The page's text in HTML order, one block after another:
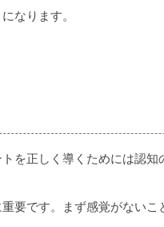
なります。
を正しく導くためには認
要です。まず感覚がない